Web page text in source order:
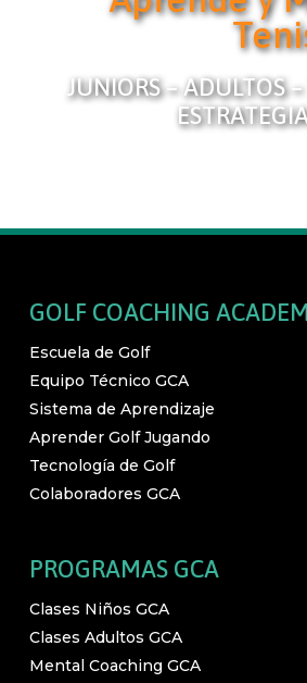
JUNIORS – ADULTOS
GOLF COACHING
Escuela de Golf
Equipo Técnico GCA
Sistema de Aprendizaje
Aprender Golf Jugando
Tecnología de Golf
Colaboradores GCA
PROGRAMAS GCA
Clases Niños GCA
Clases Adultos GCA
Mental Coaching GCA